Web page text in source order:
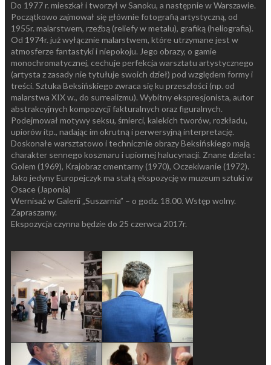
Do 1977 r. mieszkał i tworzył w Sanoku, a następnie w Warszawie.
Początkowo zajmował się głównie fotografią artystyczną, od
1955r. malarstwem, rzeźbą (reliefy w metalu), grafiką (heliografia).
Od 1974r. już wyłącznie malarstwem, które utrzymane jest w
atmosferze fantastyki i niepokoju. Jego obrazy, o gamie
monochromatycznej, cechuje perfekcja warsztatu artystycznego
(artysta z zasady nie tytułuje swoich dzieł) pod względem formy i
treści. Sztuka Beksińskiego zwraca się ku przeszłości (np. od
malarstwa XIX w., do surrealizmu). Wybitny ekspresjonista, autor
abstrakcyjnych kompozycji fakturalnych oraz figuralnych.
Podejmował motywy seksu, śmierci, kalekich tworów, rozkładu,
upiorów itp., nadając im okrutną i perwersyjną interpretację.
Doskonałe warsztatowo i technicznie obrazy Beksińskiego mają
charakter sennego koszmaru i upiornej halucynacji. Znane dzieła :
Golem (1969), Krajobraz cmentarny (1970), Oczekiwanie (1972).
Jako jedyny Europejczyk ma stałą ekspozycję w muzeum sztuki w
Osace (Japonia)
Wernisaż w Galerii „Suszarnia” – o godz. 18.00. Wstęp wolny.
Zapraszamy.
Ekspozycja czynna będzie do 25 czerwca 2017r.